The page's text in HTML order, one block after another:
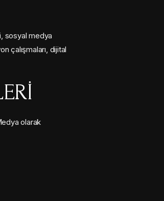
sosyal medya
çalışmaları, dijital
olarak